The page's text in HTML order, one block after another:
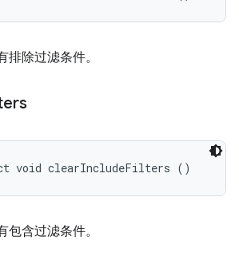
除过滤条件。
void clearIncludeFilters ()
含过滤条件。